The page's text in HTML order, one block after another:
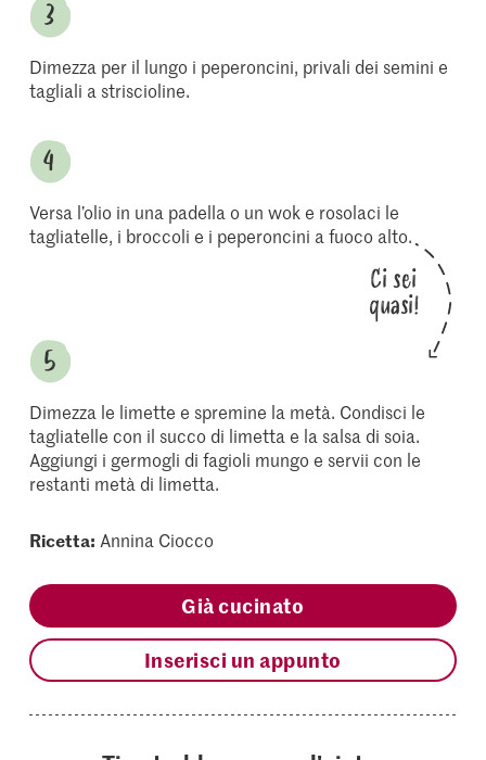
Dimezza per il lungo i peperoncini, privali dei semini e
tagliali a striscioline.
Versa l’olio in una padella o un wok e rosolaci le
tagliatelle, i broccoli e i peperoncini a fuoco alto.
Ci sei
quasi!
Dimezza le limette e spremine la metà. Condisci le
tagliatelle con il succo di limetta e la salsa di soia.
Aggiungi i germogli di fagioli mungo e servii con le
restanti metà di limetta.
Ricetta: Annina Ciocco
Già cucinato
Inserisci un appunto